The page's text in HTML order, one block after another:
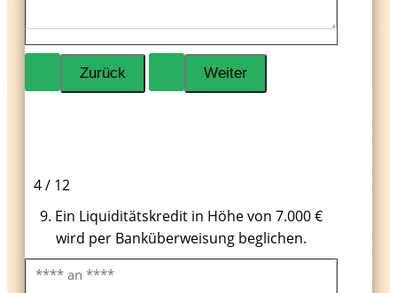
4 / 12
9. Ein Liquiditätskredit in Höhe von 7.000 €
wird per Banküberweisung beglichen.